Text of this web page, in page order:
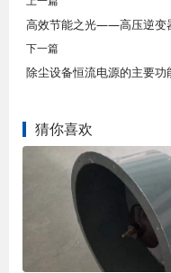
高效节能之光——高压逆变
下一篇
除尘设备恒流电源的主要功
猜你喜欢